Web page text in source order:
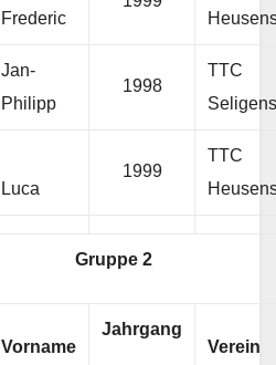
Frederic
Jan-
Philipp
1998
TTC
Luca
1999
TTC
Gruppe 2
Vorname
Jahrgang
Verein